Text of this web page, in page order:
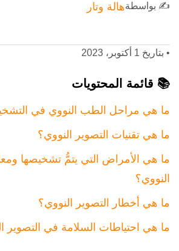
✍️ بواسطةهالة وتار
• بتاريخ 1 أكتوبر، 2023
📚 قائمة المحتويات
ما هي مراحل الطب النووي في
ما هي تقنيات التصوير النووي؟
ما هي الأمراض التي يتمُّ تشخيصها
النووي؟
ما هي أخطار التصوير النووي؟
ما هي احتياطات السلامة في التصوير